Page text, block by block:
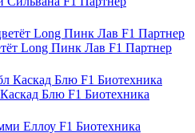
Long Пинк Лав F1 Партнер
Блю F1 Биотехника